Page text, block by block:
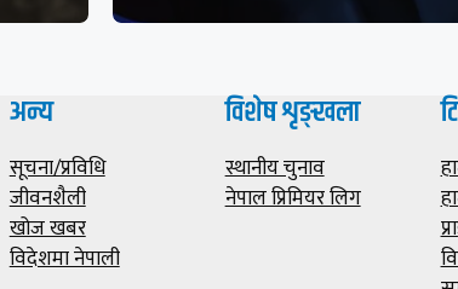
अन्य
सूचना/प्रविधि
जीवनशैली
खोज खबर
विदेशमा नेपाली
विशेष शृङ्खला
स्थानीय चुनाव
नेपाल प्रिमियर लिग